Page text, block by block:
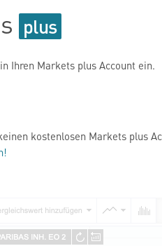
Ihren Markets plus Account ein.
kostenlosen Markets plus